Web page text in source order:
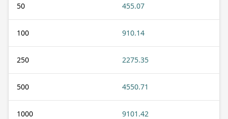
50 455.07
100 910.14
250 2275.35
500 4550.71
1000 9101.42